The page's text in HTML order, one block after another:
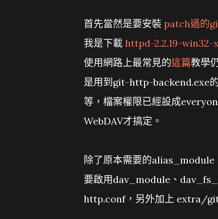
首先當然是要安裝 patch過的
我是下載 httpd-2.2.19-win32-
使用網路上最常見的這篇教學
是用到git-http-backend.exe
等，檔案權限已經設成
WebDAV才搞定。
除了原本需要的
要啟用dav_module、
http.conf，另外加上 extra/